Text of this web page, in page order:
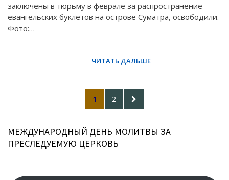
заключены в тюрьму в феврале за распространение
евангельских буклетов на острове Суматра, освободили.
Фото:…
PAGE
1 PAGE
2
NEXT
PAGE
МЕЖДУНАРОДНЫЙ ДЕНЬ МОЛИТВЫ ЗА
ПРЕСЛЕДУЕМУЮ ЦЕРКОВЬ